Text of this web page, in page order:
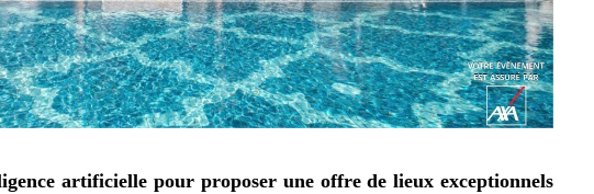
artificielle pour proposer une offre de lieux exceptionnels